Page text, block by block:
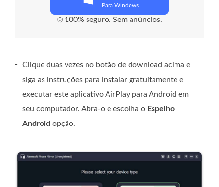
Para Windows
100% seguro. Sem anúncios.
-
Clique duas vezes no botão de download acima e
siga as instruções para instalar gratuitamente e
executar este aplicativo AirPlay para Android em
seu computador. Abra-o e escolha o Espelho
Android opção.